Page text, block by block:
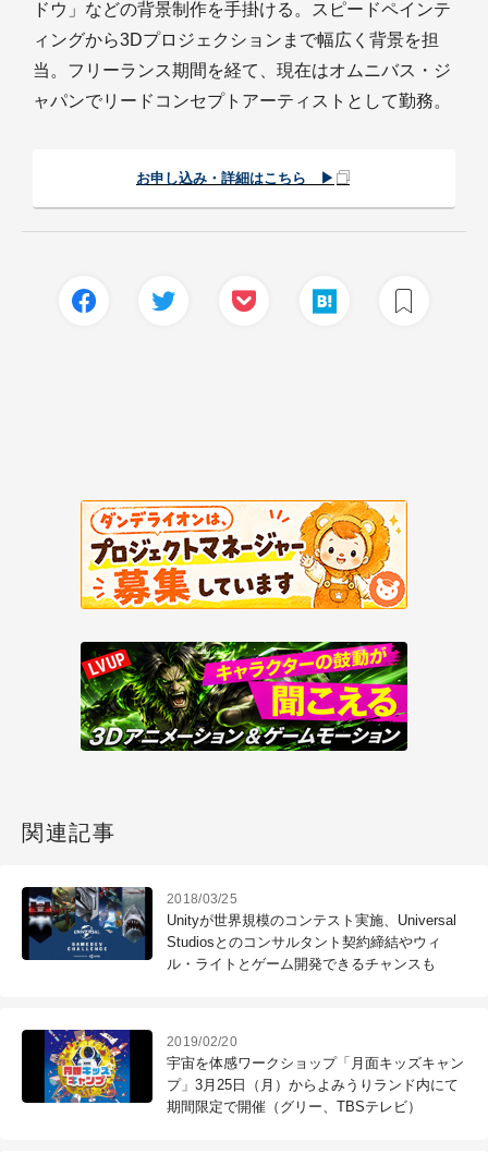
ドウ」などの背景制作を手掛ける。スピードペインテ
ィングから3Dプロジェクションまで幅広く背景を担
当。フリーランス期間を経て、現在はオムニバス・ジ
ャパンでリードコンセプトアーティストとして勤務。
お申し込み・詳細はこちら ▶︎
関連記事
2018/03/25
Unityが世界規模のコンテスト実施、Universal
Studiosとのコンサルタント契約締結やウィ
ル・ライトとゲーム開発できるチャンスも
2019/02/20
宇宙を体感ワークショップ「月面キッズキャン
プ」3月25日（月）からよみうりランド内にて
期間限定で開催（グリー、TBSテレビ）